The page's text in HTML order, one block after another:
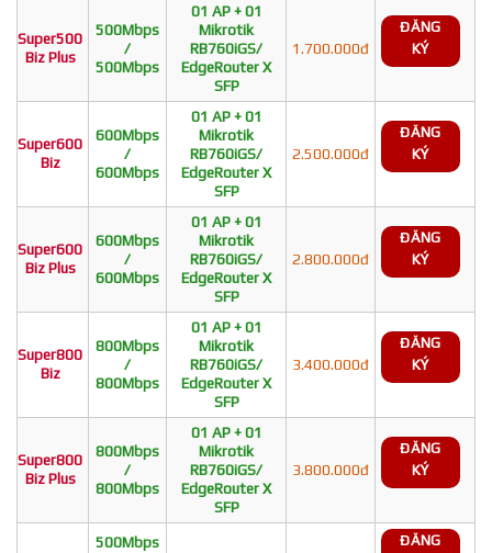
Super500
Biz Plus
500Mbps
/
500Mbps
01 AP + 01
Mikrotik
RB760iGS/
EdgeRouter X
SFP
1.700.000đ
ĐĂNG
KÝ
Super600
Biz
600Mbps
/
600Mbps
01 AP + 01
Mikrotik
RB760iGS/
EdgeRouter X
SFP
2.500.000đ
ĐĂNG
KÝ
Super600
Biz Plus
600Mbps
/
600Mbps
01 AP + 01
Mikrotik
RB760iGS/
EdgeRouter X
SFP
2.800.000đ
ĐĂNG
KÝ
Super800
Biz
800Mbps
/
800Mbps
01 AP + 01
Mikrotik
RB760iGS/
EdgeRouter X
SFP
3.400.000đ
ĐĂNG
KÝ
Super800
Biz Plus
800Mbps
/
800Mbps
01 AP + 01
Mikrotik
RB760iGS/
EdgeRouter X
SFP
3.800.000đ
ĐĂNG
KÝ
500Mbps
ĐĂNG